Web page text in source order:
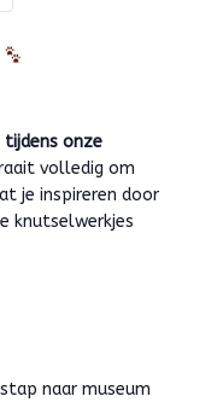
tijdens onze
volledig om
je inspireren door
knutselwerkjes
naar museum